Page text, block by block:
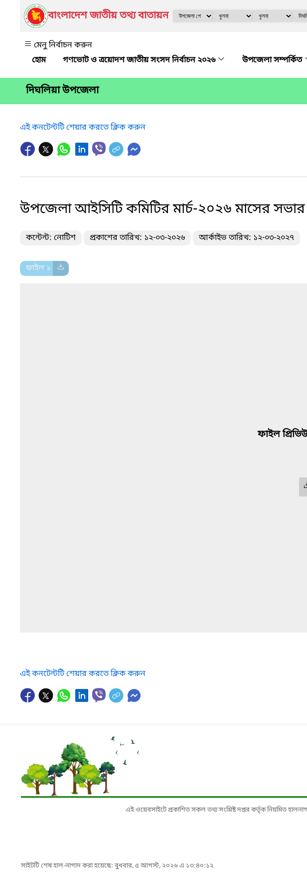
বাংলাদেশ জাতীয় তথ্য বাতায়ন
মেনু নির্বাচন করুন
গণভোট ও ত্রয়োদশ জাতীয় সংসদ নির্বাচন ২০২৬
উপজেলা সম্পর্কিত
দিঘলিয়া উপজেলা
এই কনটেন্টটি শেয়ার করতে ক্লিক করুন
উপজেলা আইসিটি কমিটির মার্চ-২০২৬ মাসের সভার
কন্টেন্ট: নোটিশ প্রকাশের তারিখ: ১২-০৩-২০২৬ আর্কাইভ তারিখ: ১২-০৩-২০২৭
ফাইল ১
ফাইল
এই কনটেন্টটি শেয়ার করতে ক্লিক করুন
এই ওয়েবসাইটে প্রকাশিত সকল তথ্য সংশ্লিষ্ট দপ্তর কর্তৃক নিয়মিত
সাইটটি শেষ হাল-নাগাদ করা হয়েছে: বুধবার, ৫ আগস্ট, ২০২৬ এ ১৩:৪০:১২